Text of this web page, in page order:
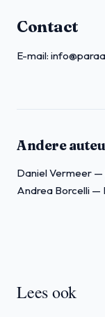
Contact
E-mail:
Andere
Daniel Vermeer —
Andrea Borcelli —
Lees ook